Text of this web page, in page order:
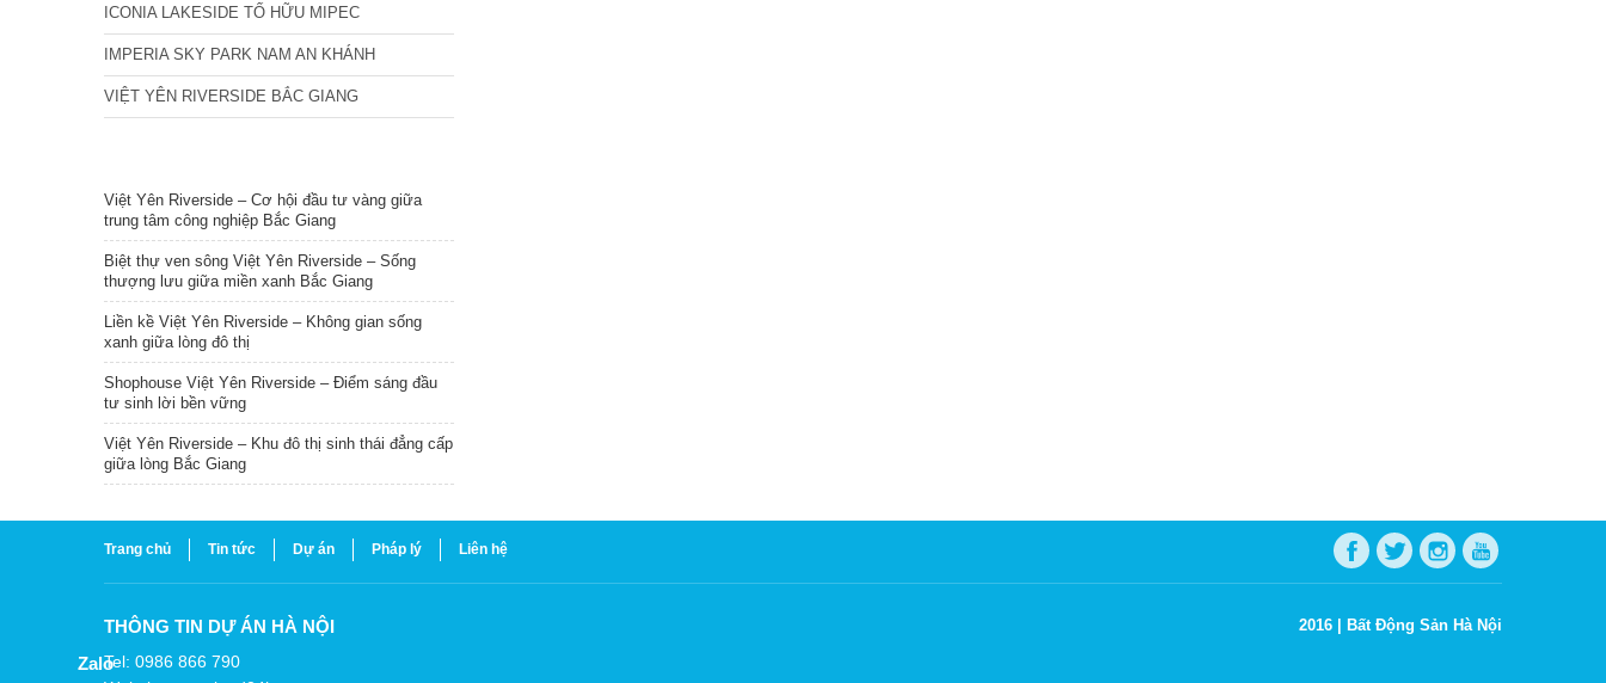
ICONIA LAKESIDE TỐ HỮU MIPEC
IMPERIA SKY PARK NAM AN KHÁNH
VIỆT YÊN RIVERSIDE BẮC GIANG
Việt Yên Riverside – Cơ hội đầu tư vàng giữa
trung tâm công nghiệp Bắc Giang
Biệt thự ven sông Việt Yên Riverside – Sống
thượng lưu giữa miền xanh Bắc Giang
Liền kề Việt Yên Riverside – Không gian sống
xanh giữa lòng đô thị
Shophouse Việt Yên Riverside – Điểm sáng đầu
tư sinh lời bền vững
Việt Yên Riverside – Khu đô thị sinh thái đẳng cấp
giữa lòng Bắc Giang
Trang chủ Tin tức Dự án Pháp lý Liên hệ
THÔNG TIN DỰ ÁN HÀ NỘI
Tel: 0986 866 790
2016 | Bất Động Sản Hà Nội
Zalo